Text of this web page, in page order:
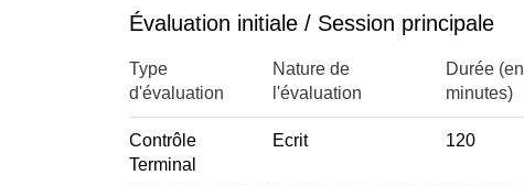
Évaluation initiale / Session principale
Type
d'évaluation
Nature de
l'évaluation
Durée (en
minutes)
Contrôle
Terminal
Ecrit 120